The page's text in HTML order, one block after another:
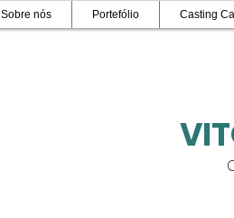
Sobre nós Portefólio Casting Call